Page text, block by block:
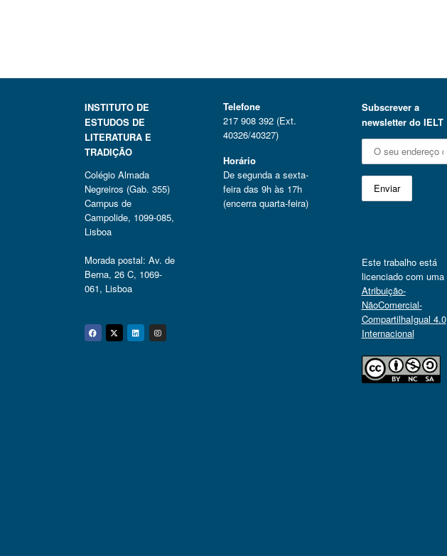
INSTITUTO DE
ESTUDOS DE
LITERATURA E
TRADIÇÃO
Colégio Almada
Negreiros (Gab. 355)
Campus de
Campolide, 1099-085,
Lisboa
Morada postal: Av. de
Berna, 26 C, 1069-
061, Lisboa
Facebook
Twitter
Linkedin
Instagram
Telefone
217 908 392 (Ext.
40326/40327)
Horário
De segunda a sexta-
feira das 9h às 17h
(encerra quarta-feira)
Subscrever a
newsletter do IELT
Este trabalho está
licenciado com uma
Atribuição-
NãoComercial-
CompartilhaIgual 4.0
Internacional